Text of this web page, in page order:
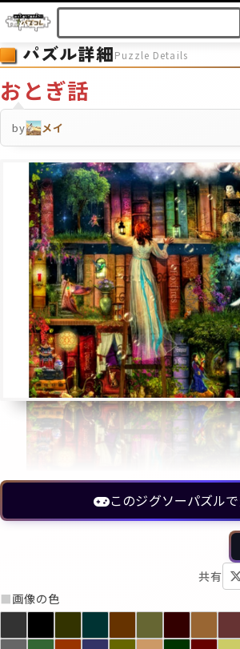
HOME 会員登録
ヘルプ
フォローしている人のパズル 人気のパ
モザイク モザイクのみ
パズル詳細Puzzle Details
おとぎ話
by メイ
このジグソーパズル
共有
■画像の色